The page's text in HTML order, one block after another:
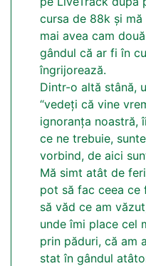
cursa de 88k și
mai avea cam
gândul că ar fi în
îngrijorează.
Dintr-o altă stână,
“vedeți că vine
ignoranța noastră,
ce ne trebuie,
vorbind, de aici
Mă simt atât de
pot să fac ceea ce
să văd ce am
unde îmi place cel
prin păduri, că am
stat în gândul